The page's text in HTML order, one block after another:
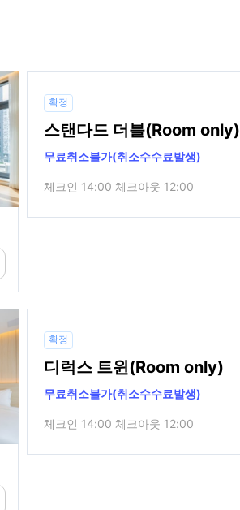
확정
스탠다드 더블(Room only)
무료취소불가(취소수수료발생)
체크인 14:00 체크아웃 12:00
확정
디럭스 트윈(Room only)
무료취소불가(취소수수료발생)
체크인 14:00 체크아웃 12:00